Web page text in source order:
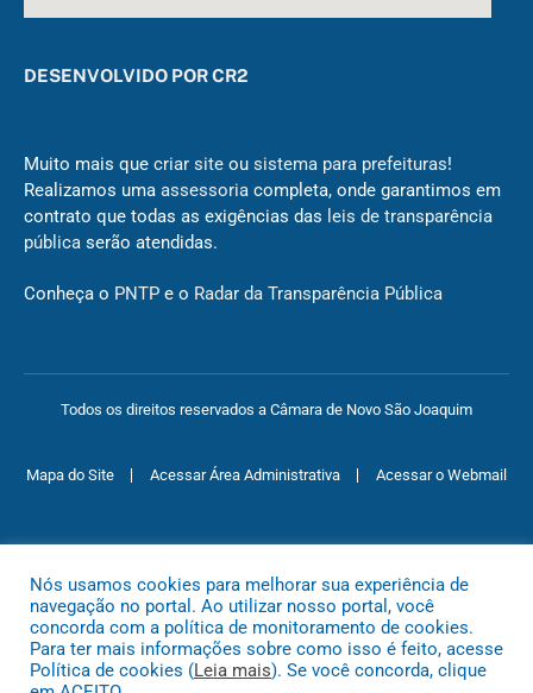
DESENVOLVIDO POR CR2
Muito mais que criar site ou sistema para prefeituras!
Realizamos uma assessoria completa, onde garantimos em
contrato que todas as exigências das leis de transparência
pública serão atendidas.
Conheça o PNTP e o Radar da Transparência Pública
Todos os direitos reservados a Câmara de Novo São Joaquim
Mapa do Site Acessar Área Administrativa Acessar o Webmail
Nós usamos cookies para melhorar sua experiência de
navegação no portal. Ao utilizar nosso portal, você
concorda com a política de monitoramento de cookies.
Para ter mais informações sobre como isso é feito, acesse
Política de cookies (Leia mais). Se você concorda, clique